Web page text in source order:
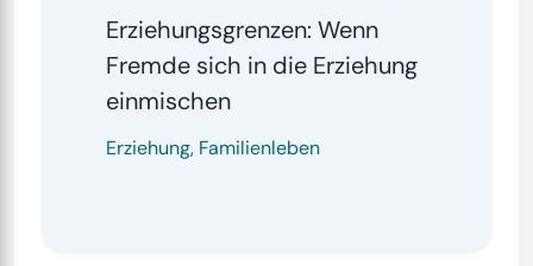
Erziehungsgrenzen: Wenn
Fremde sich in die Erziehung
einmischen
Erziehung, Familienleben